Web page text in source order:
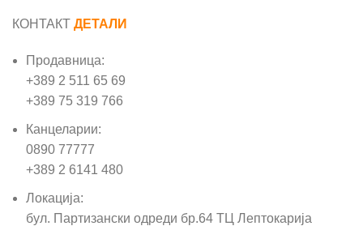
КОНТАКТ ДЕТАЛИ
Продавница:
+389 2 511 65 69
+389 75 319 766
Канцеларии:
0890 77777
+389 2 6141 480
Локација:
бул. Партизански одреди бр.64 ТЦ Лептокарија